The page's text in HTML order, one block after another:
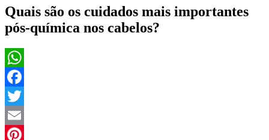
Quais são os cuidados mais importantes
pós-química nos cabelos?
WhatsApp
Facebook
Twitter
Email